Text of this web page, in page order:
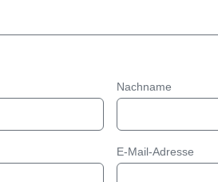
Nachname
E-Mail-Adresse